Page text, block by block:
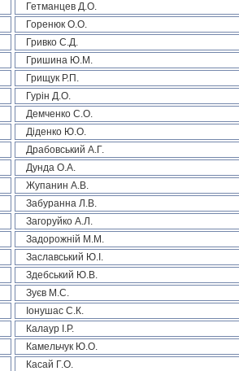
Гетманцев Д.О.
Горенюк О.О.
Гривко С.Д.
Гришина Ю.М.
Грищук Р.П.
Гурін Д.О.
Демченко С.О.
Діденко Ю.О.
Драбовський А.Г.
Дунда О.А.
Жупанин А.В.
Забуранна Л.В.
Загоруйко А.Л.
Задорожній М.М.
Заславський Ю.І.
Здебський Ю.В.
Зуєв М.С.
Іонушас С.К.
Калаур І.Р.
Камельчук Ю.О.
Касай Г.О.